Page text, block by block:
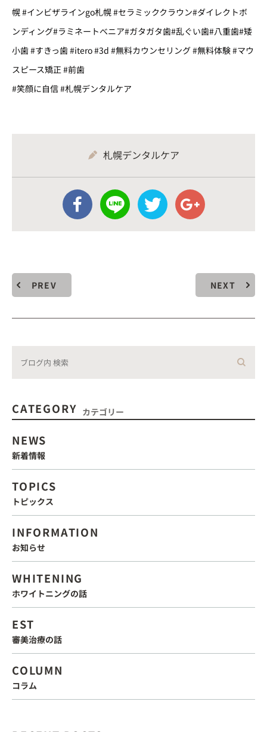
幌 #インビザラインgo札幌 #セラミッククラウン#ダイレクトボ
ンディング#ラミネートべニア#ガタガタ歯#乱ぐい歯#八重歯#矮
小歯 #すきっ歯 #itero #3d #無料カウンセリング #無料体験 #マウ
スピース矯正 #前歯
#笑顔に自信 #札幌デンタルケア
札幌デンタルケア
PREV NEXT
CATEGORY カテゴリー
NEWS
新着情報
TOPICS
トピックス
INFORMATION
お知らせ
WHITENING
ホワイトニングの話
EST
審美治療の話
COLUMN
コラム